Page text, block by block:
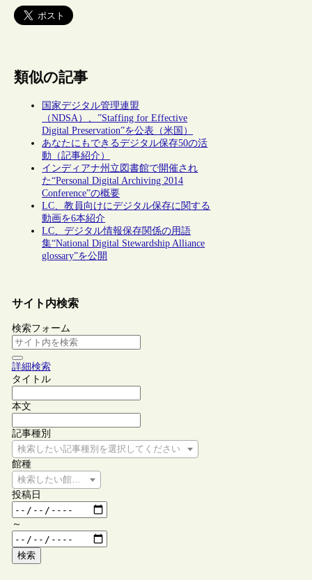
類似の記事
国家デジタル管理連盟
（NDSA）、”Staffing for Effective
Digital Preservation”を公表（米国）
あなたにもできるデジタル保存50の活
動（記事紹介）
インディアナ州立図書館で開催され
た“Personal Digital Archiving 2014
Conference”の概要
LC、教員向けにデジタル保存に関する
動画を6本紹介
LC、デジタル情報保存関係の用語
集“National Digital Stewardship Alliance
glossary”を公開
サイト内検索
検索フォーム
詳細検索
タイトル
本文
記事種別
検索したい記事種別を選択してください
館種
検索したい館種を選択してください
投稿日
～
検索